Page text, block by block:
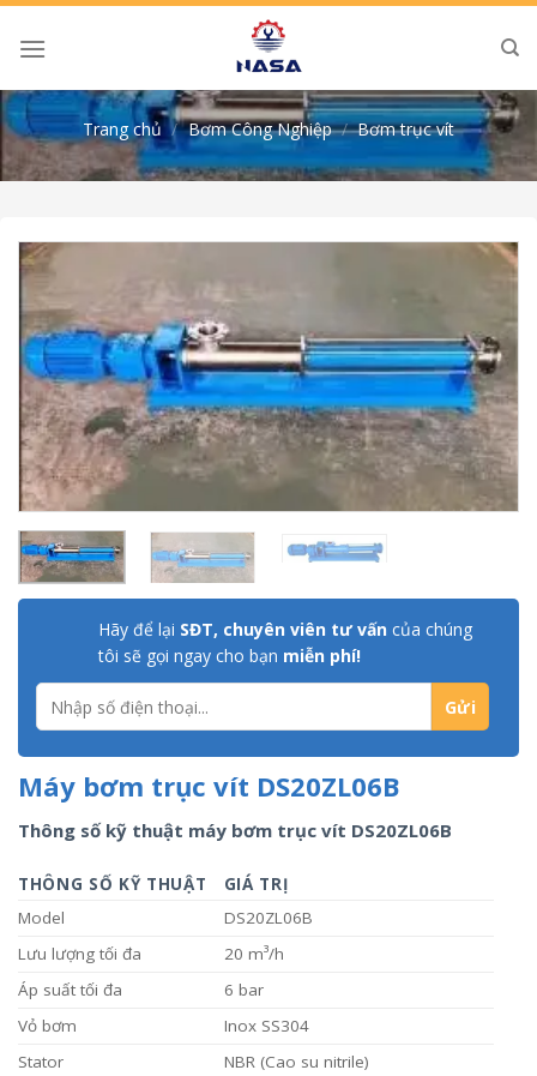
Skip
Trang chủ / Bơm Công Nghiệp / Bơm trục vít
Hãy để lại SĐT, chuyên viên tư vấn của chúng
tôi sẽ gọi ngay cho bạn miễn phí!
Máy bơm trục vít DS20ZL06B
Thông số kỹ thuật máy bơm trục vít DS20ZL06B
THÔNG SỐ KỸ THUẬT
GIÁ TRỊ
Model
DS20ZL06B
Lưu lượng tối đa
20 m³/h
Áp suất tối đa
6 bar
Vỏ bơm
Inox SS304
Stator
NBR (Cao su nitrile)